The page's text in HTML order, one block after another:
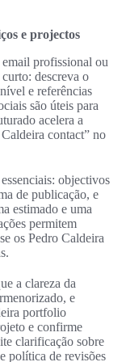
e projectos
profissional ou
descreva o
e referências
são úteis para
acelera a
contact” no
objectivos
de publicação, e
estimado e uma
permitem
os Pedro Caldeira
a clareza da
e
portfolio
e confirme
clarificação sobre
política de revisões